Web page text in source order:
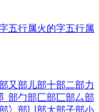
五行属火的字五行属
又部 儿部十部二部力
阝部勹部匚部匸部厶部
冫部 凵部大部子部小